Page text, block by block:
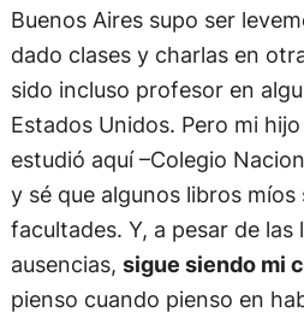
Buenos Aires supo ser
dado clases y charlas en
sido incluso profesor en
Estados Unidos. Pero mi
estudió aquí –Colegio
y sé que algunos libros míos
facultades. Y, a pesar de las
ausencias, sigue siendo mi
pienso cuando pienso en